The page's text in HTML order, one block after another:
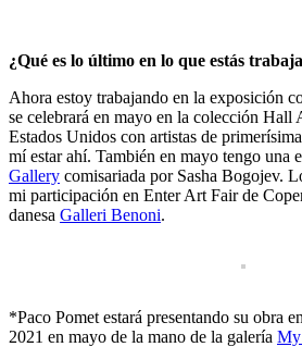
¿Qué es lo último en lo que estás
Ahora estoy trabajando en la exposición
se celebrará en mayo en la colección Hall
Estados Unidos con artistas de
mí estar ahí. También en mayo tengo una
Gallery comisariada por Sasha Bogojev.
mi participación en Enter Art Fair de
danesa Galleri Benoni.
*Paco Pomet estará presentando su obra
2021 en mayo de la mano de la galería My